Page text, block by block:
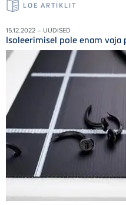
LOE ARTIKLIT
15.12.2022 – UUDISED
Isoleerimisel pole enam vaja